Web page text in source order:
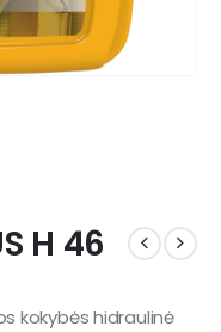
H 46
kokybės hidraulinė